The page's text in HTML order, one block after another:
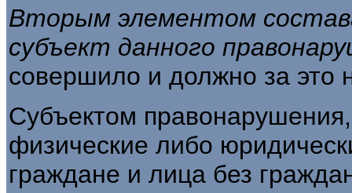
Вторым элементом
субъект данного
совершило и долж­но за это
Субъектом
физические либо
граждане и лица без